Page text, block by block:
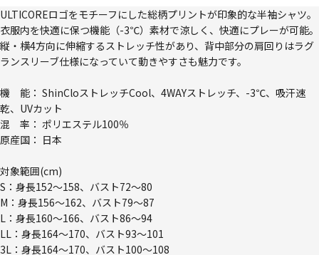
ULTICOREロゴをモチーフにした総柄プリントが印象的な半袖シャツ。
衣服内を快適に保つ機能（-3℃）素材で涼しく、快適にプレーが可能。
縦・横4方向に伸縮するストレッチ性があり、背中部分の肩回りはラグ
ランスリーブ仕様になっていて動きやすさも魅力です。
機 能： ShinCloストレッチCool、4WAYストレッチ、-3℃、吸汗速
乾、UVカット
混 率： ポリエステル100％
原産国： 日本
対象範囲(cm)
S：身長152～158、バスト72～80
M：身長156～162、バスト79～87
L：身長160～166、バスト86～94
LL：身長164～170、バスト93～101
3L：身長164～170、バスト100～108